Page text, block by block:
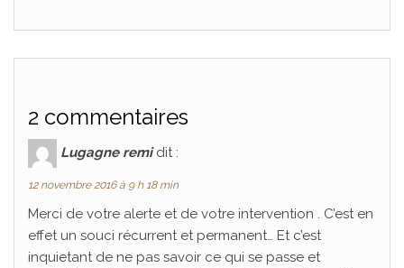
2 commentaires
Lugagne remi dit :
12 novembre 2016 à 9 h 18 min
Merci de votre alerte et de votre intervention . C’est en
effet un souci récurrent et permanent… Et c’est
inquietant de ne pas savoir ce qui se passe et